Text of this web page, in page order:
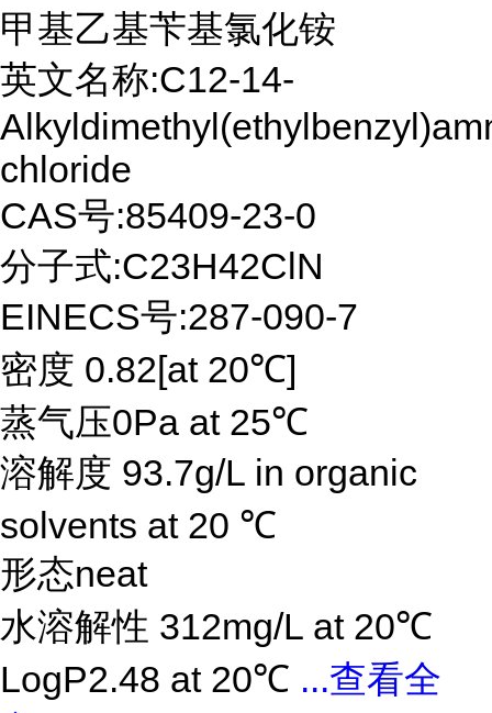
甲基乙基苄基氯化铵
英文名称:C12-14-
chloride
CAS号:85409-23-0
分子式:C23H42ClN
EINECS号:287-090-7
密度 0.82[at 20℃]
蒸气压0Pa at 25℃
溶解度 93.7g/L in organic
solvents at 20 ℃
形态neat
水溶解性 312mg/L at 20℃
LogP2.48 at 20℃ ...查看全